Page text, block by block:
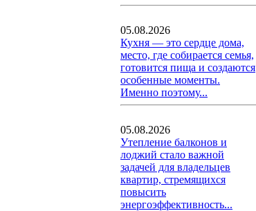
05.08.2026
Кухня — это сердце дома,
место, где собирается семья,
готовится пища и создаются
особенные моменты.
Именно поэтому...
05.08.2026
Утепление балконов и
лоджий стало важной
задачей для владельцев
квартир, стремящихся
повысить
энергоэффективность...